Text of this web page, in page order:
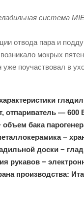
система
отвода пара и
мокрых
уже поучаствовал в
отпариватель —
объем бака
−
доски −
рукавов −
производства: